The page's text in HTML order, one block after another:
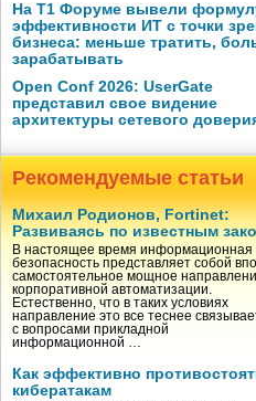
На Т1 Форуме вывели
эффективности ИТ с точки
бизнеса: меньше тратить,
зарабатывать
Open Conf 2026: UserGate
представил свое видение
архитектуры сетевого
Рекомендуемые статьи
Михаил Родионов, Fortinet:
Развиваясь по известным
В настоящее время информационная
безопасность представляет собой
самостоятельное мощное
корпоративной автоматизации.
Естественно, что в таких условиях
направление это все теснее
с вопросами прикладной
информационной …
Как эффективно
кибератакам